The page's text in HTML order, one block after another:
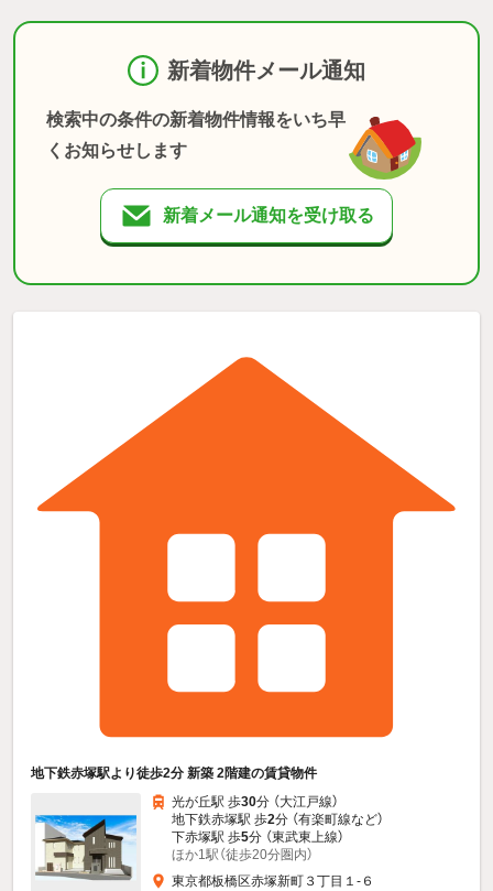
新着物件メール通知
検索中の条件の新着物件情報をいち早
くお知らせします
新着メール通知を受け取る
地下鉄赤塚駅より徒歩2分 新築 2階建の賃貸物件
光が丘駅 歩30分 （大江戸線）
地下鉄赤塚駅 歩2分 （有楽町線など）
下赤塚駅 歩5分 （東武東上線）
ほか1駅（徒歩20分圏内）
東京都板橋区赤塚新町３丁目１-６